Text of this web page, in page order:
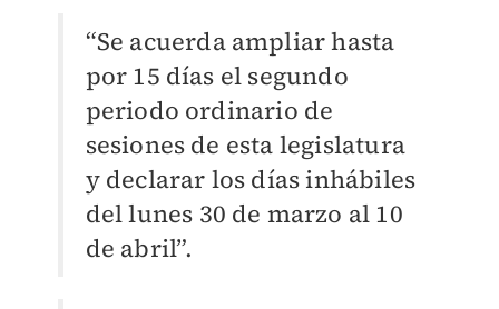
“Se acuerda ampliar hasta
por 15 días el segundo
periodo ordinario de
sesiones de esta legislatura
y declarar los días inhábiles
del lunes 30 de marzo al 10
de abril”.